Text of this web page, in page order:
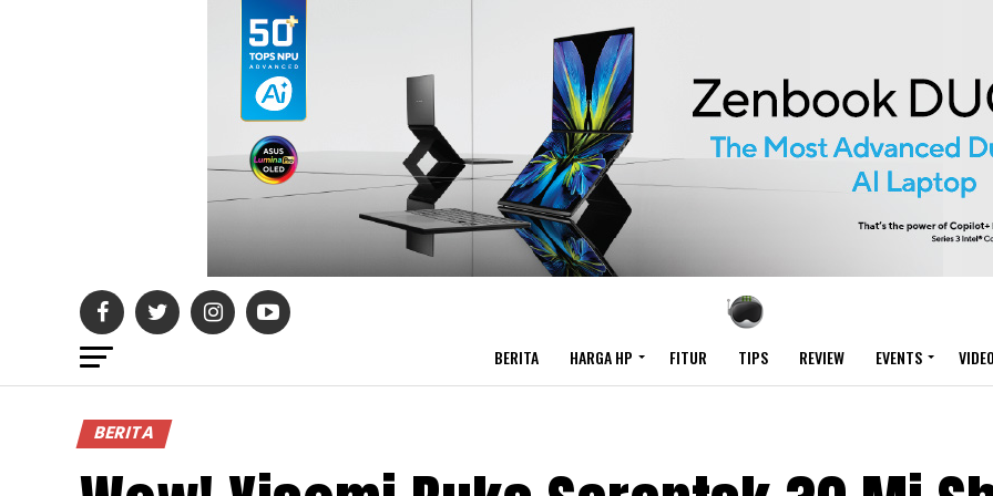
BERITA HARGA HP FITUR TIPS REVIEW EVENTS
BERITA